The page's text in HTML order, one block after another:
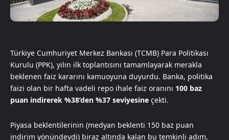
Türkiye Cumhuriyet Merkez Bankası (TCMB) Para Politikası
Kurulu (PPK), yılın ilk toplantısını tamamlayarak merakla
beklenen faiz kararını kamuoyuna duyurdu. Banka, politika
faizi olan bir hafta vadeli repo ihale faiz oranını 100 baz
puan indirerek %38’den %37 seviyesine çekti.
Piyasa beklentilerinin (medyan beklenti 150 baz puan
indirim yönündeydi) biraz altında kalan bu temkinli adım,